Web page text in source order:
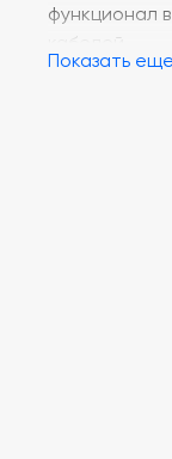
функционал
кабелей.
Показать еще